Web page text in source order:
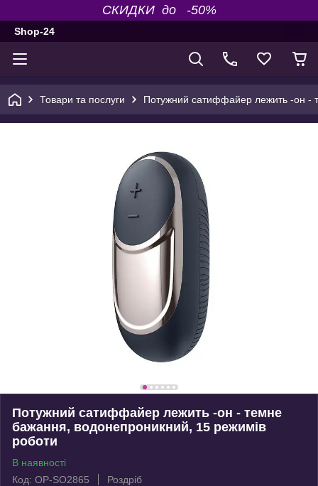
СКИДКИ до -50%
Shop-24
Товари та послуги Потужний сатиффайер лежить -он -
Потужний сатиффайер лежить -он - темне
бажання, водонепроникний, 15 режимів
роботи
В наявності
Код: OP-SO2865
Роздріб